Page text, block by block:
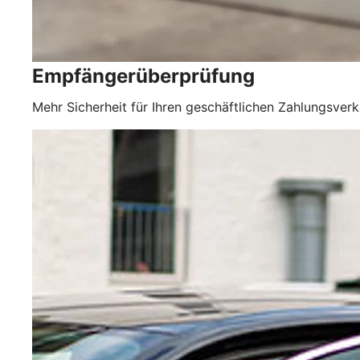
Empfängerüberprüfung
Mehr Sicherheit für Ihren geschäftlichen